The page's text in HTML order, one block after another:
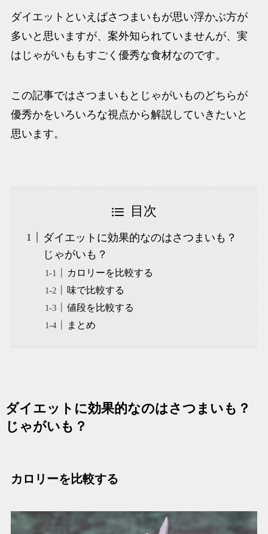
ダイエットといえばさつまいもが思い浮かぶ方が
多いと思いますが、案外知られていませんが、実
はじゃがいももすごく優秀な食材なのです。
この記事ではさつまいもとじゃがいものどちらが
優秀かをいろいろな視点から解説していきたいと
思います。
目次
ダイエットに効果的なのはさつまいも？
じゃがいも？
カロリーを比較する
味で比較する
値段を比較する
まとめ
ダイエットに効果的なのはさつまいも？
じゃがいも？
カロリーを比較する